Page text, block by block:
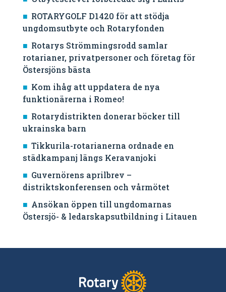
ROTARYGOLF D1420 för att stödja
ungdomsutbyte och Rotaryfonden
Rotarys Strömmingsrodd samlar
rotarianer, privatpersoner och företag för
Östersjöns bästa
Kom ihåg att uppdatera de nya
funktionärerna i Romeo!
Rotarydistrikten donerar böcker till
ukrainska barn
Tikkurila-rotarianerna ordnade en
städkampanj längs Keravanjoki
Guvernörens aprilbrev –
distriktskonferensen och vårmötet
Ansökan öppen till ungdomarnas
Östersjö- & ledarskapsutbildning i Litauen